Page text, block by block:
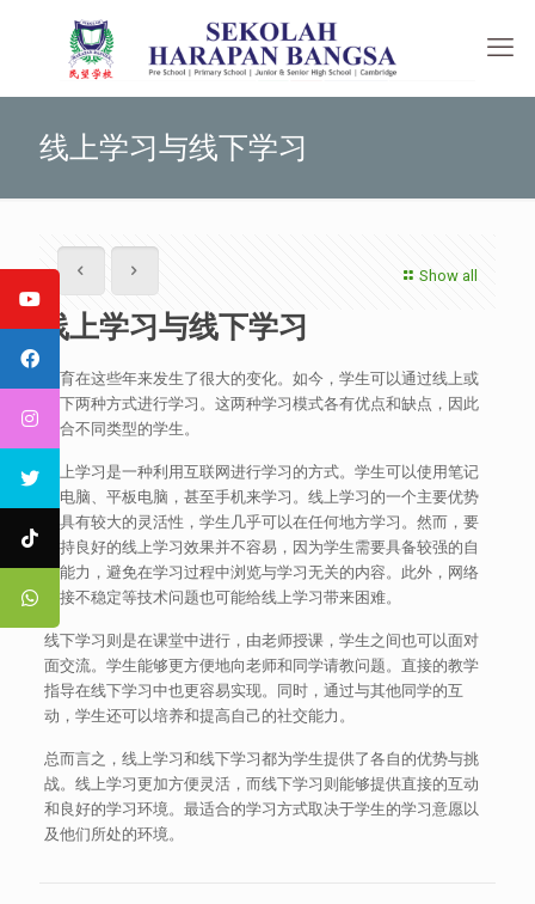
线上学习与线下学习
Show all
线上学习与线下学习
教育在这些年来发生了很大的变化。如今，学生可以通过线上或
线下两种方式进行学习。这两种学习模式各有优点和缺点，因此
适合不同类型的学生。
线上学习是一种利用互联网进行学习的方式。学生可以使用笔记
本电脑、平板电脑，甚至手机来学习。线上学习的一个主要优势
是具有较大的灵活性，学生几乎可以在任何地方学习。然而，要
维持良好的线上学习效果并不容易，因为学生需要具备较强的自
律能力，避免在学习过程中浏览与学习无关的内容。此外，网络
连接不稳定等技术问题也可能给线上学习带来困难。
线下学习则是在课堂中进行，由老师授课，学生之间也可以面对
面交流。学生能够更方便地向老师和同学请教问题。直接的教学
指导在线下学习中也更容易实现。同时，通过与其他同学的互
动，学生还可以培养和提高自己的社交能力。
总而言之，线上学习和线下学习都为学生提供了各自的优势与挑
战。线上学习更加方便灵活，而线下学习则能够提供直接的互动
和良好的学习环境。最适合的学习方式取决于学生的学习意愿以
及他们所处的环境。